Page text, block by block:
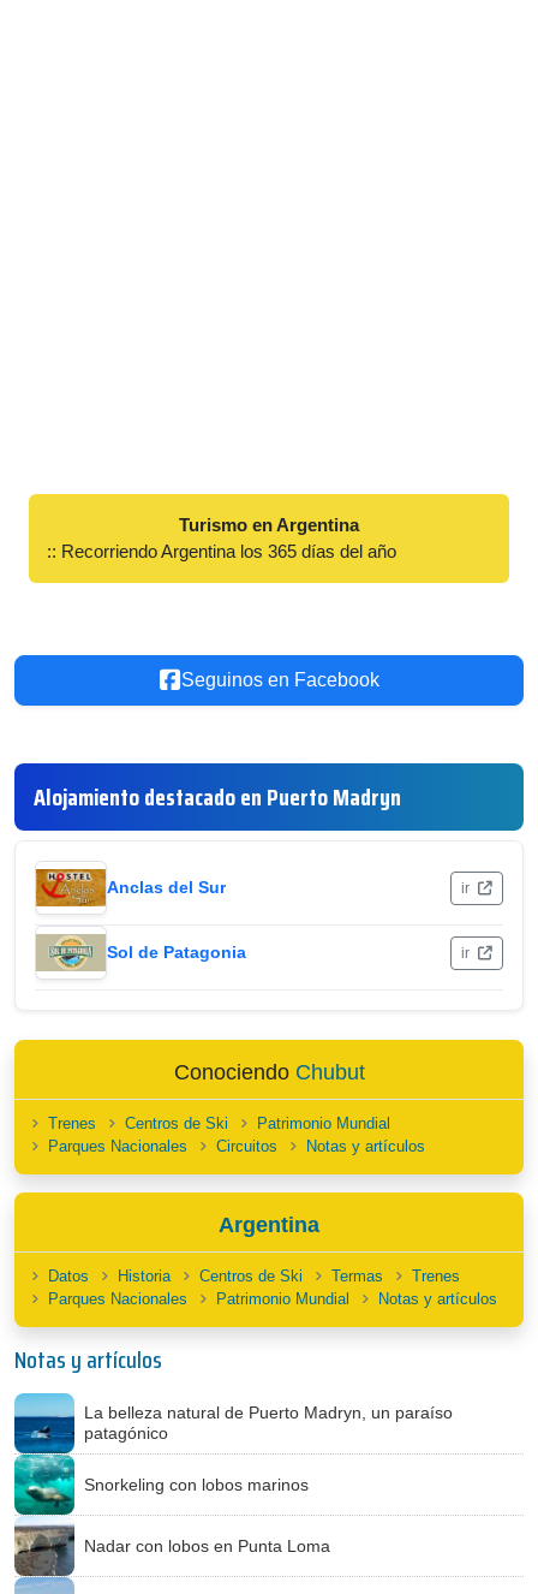
Turismo en Argentina
:: Recorriendo Argentina los 365 días del año
Seguinos en Facebook
Alojamiento destacado en Puerto Madryn
Anclas del Sur ir
Sol de Patagonia ir
Conociendo Chubut
Trenes Centros de Ski
Patrimonio Mundial
Parques Nacionales
Circuitos Notas y artículos
Argentina
Datos Historia Centros de Ski Termas
Trenes
Parques Nacionales
Patrimonio Mundial Notas y artículos
Notas y artículos
La belleza natural de Puerto Madryn, un paraíso
patagónico
Snorkeling con lobos marinos
Nadar con lobos en Punta Loma